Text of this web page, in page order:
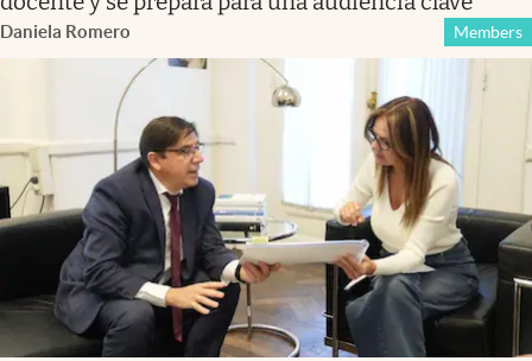
Daniela Romero Members